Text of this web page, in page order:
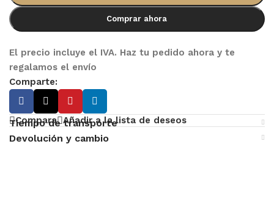
Comprar ahora
El precio incluye el IVA. Haz tu pedido ahora y te
regalamos el envío
Comparte:
Compara Añadir a la lista de deseos
Tiempo de transporte
Devolución y cambio